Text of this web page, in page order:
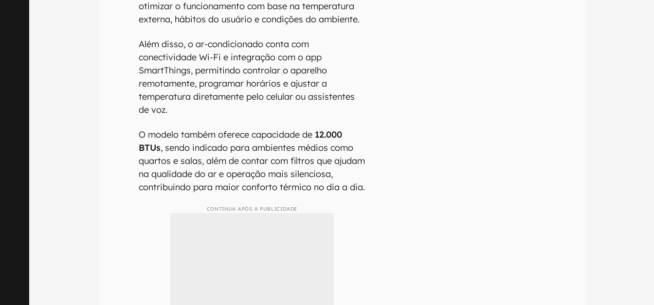
otimizar o funcionamento com base na temperatura
externa, hábitos do usuário e condições do ambiente.
Além disso, o ar-condicionado conta com
conectividade Wi-Fi e integração com o app
SmartThings, permitindo controlar o aparelho
remotamente, programar horários e ajustar a
temperatura diretamente pelo celular ou assistentes
de voz.
O modelo também oferece capacidade de 12.000
BTUs, sendo indicado para ambientes médios como
quartos e salas, além de contar com filtros que ajudam
na qualidade do ar e operação mais silenciosa,
contribuindo para maior conforto térmico no dia a dia.
CONTINUA APÓS A PUBLICIDADE